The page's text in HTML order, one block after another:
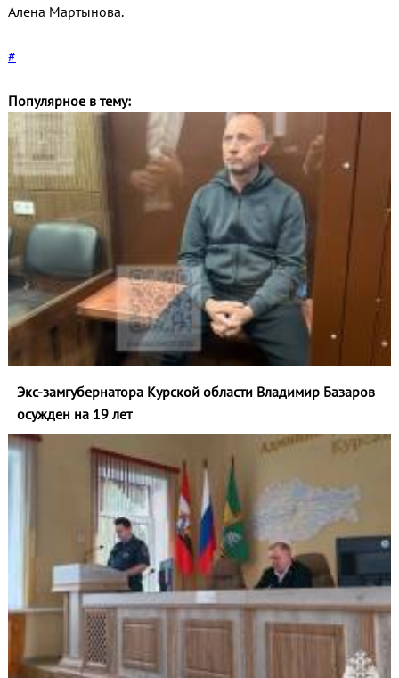
Алена Мартынова.
#
Популярное в тему:
Экс-замгубернатора Курской области Владимир Базаров
осужден на 19 лет